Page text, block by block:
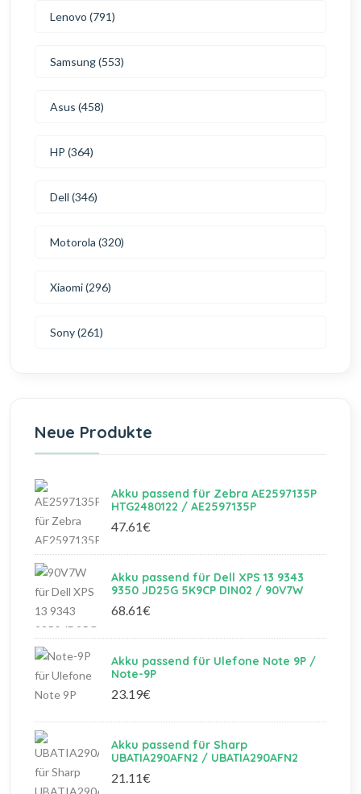
Lenovo (791)
Samsung (553)
Asus (458)
HP (364)
Dell (346)
Motorola (320)
Xiaomi (296)
Sony (261)
Neue Produkte
Akku passend für Zebra AE2597135P
HTG2480122 / AE2597135P
47.61€
Akku passend für Dell XPS 13 9343
9350 JD25G 5K9CP DIN02 / 90V7W
68.61€
Akku passend für Ulefone Note 9P /
Note-9P
23.19€
Akku passend für Sharp
UBATIA290AFN2 / UBATIA290AFN2
21.11€